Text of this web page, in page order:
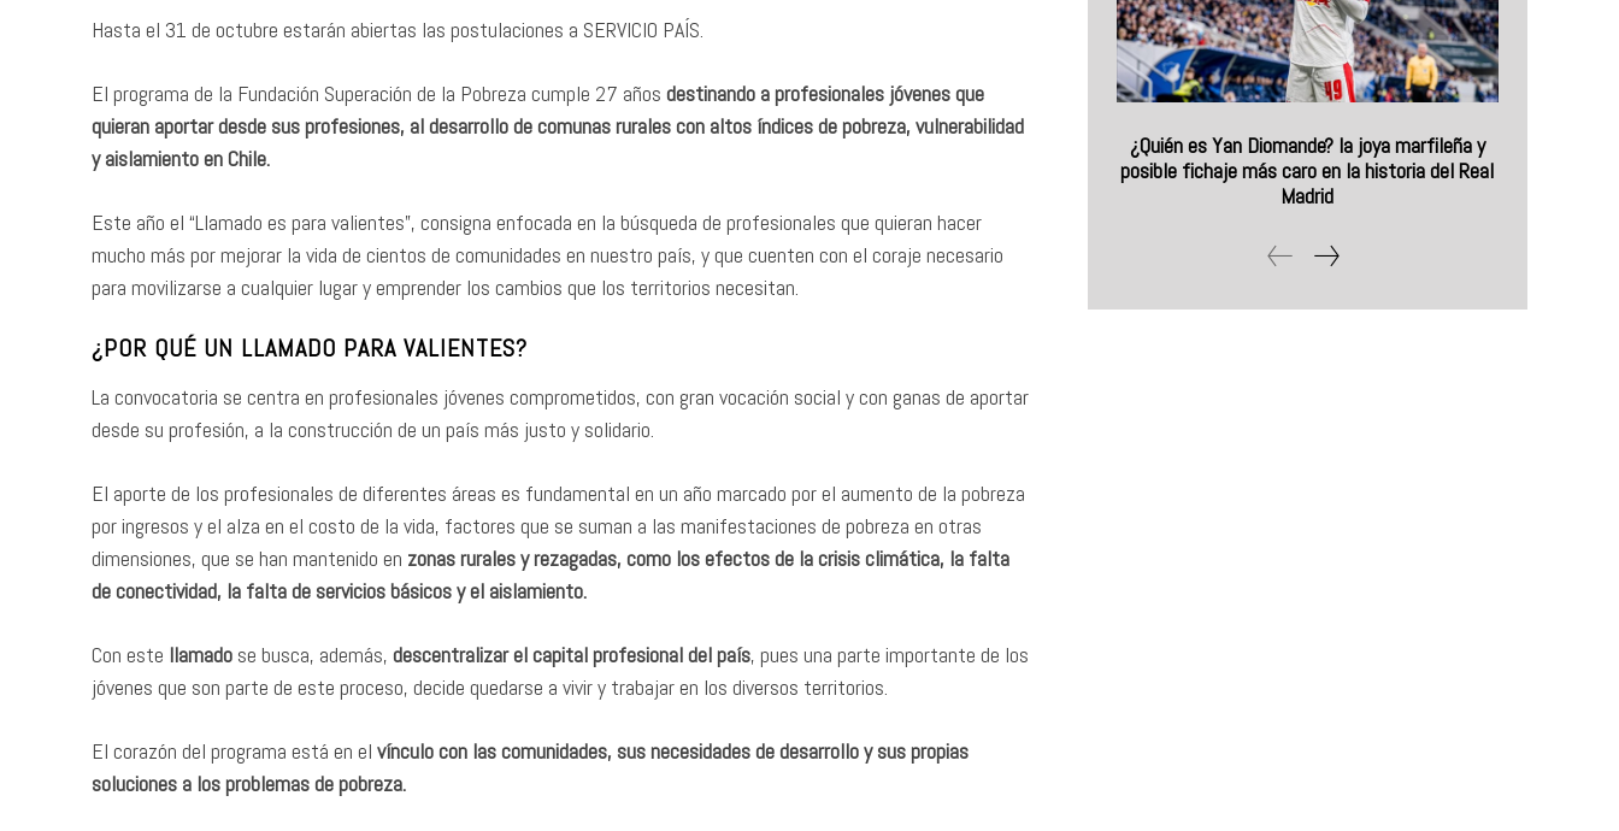
Hasta el 31 de octubre estarán abiertas las postulaciones a SERVICIO PAÍS.
El programa de la Fundación Superación de la Pobreza cumple 27 años destinando a profesionales jóvenes que
quieran aportar desde sus profesiones, al desarrollo de comunas rurales con altos índices de pobreza, vulnerabilidad
y aislamiento en Chile.
Este año el “Llamado es para valientes”, consigna enfocada en la búsqueda de profesionales que quieran hacer
mucho más por mejorar la vida de cientos de comunidades en nuestro país, y que cuenten con el coraje necesario
para movilizarse a cualquier lugar y emprender los cambios que los territorios necesitan.
¿POR QUÉ UN LLAMADO PARA VALIENTES?
La convocatoria se centra en profesionales jóvenes comprometidos, con gran vocación social y con ganas de aportar
desde su profesión, a la construcción de un país más justo y solidario.
El aporte de los profesionales de diferentes áreas es fundamental en un año marcado por el aumento de la pobreza
por ingresos y el alza en el costo de la vida, factores que se suman a las manifestaciones de pobreza en otras
dimensiones, que se han mantenido en zonas rurales y rezagadas, como los efectos de la crisis climática, la falta
de conectividad, la falta de servicios básicos y el aislamiento.
Con este llamado se busca, además, descentralizar el capital profesional del país, pues una parte importante de los
jóvenes que son parte de este proceso, decide quedarse a vivir y trabajar en los diversos territorios.
El corazón del programa está en el vínculo con las comunidades, sus necesidades de desarrollo y sus propias
soluciones a los problemas de pobreza.
¿Quién es Yan Diomande? la joya marfileña y
posible fichaje más caro en la historia del Real
Madrid